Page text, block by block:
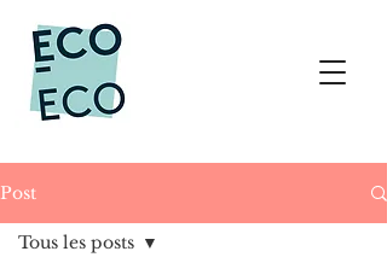
Post
Tous les posts